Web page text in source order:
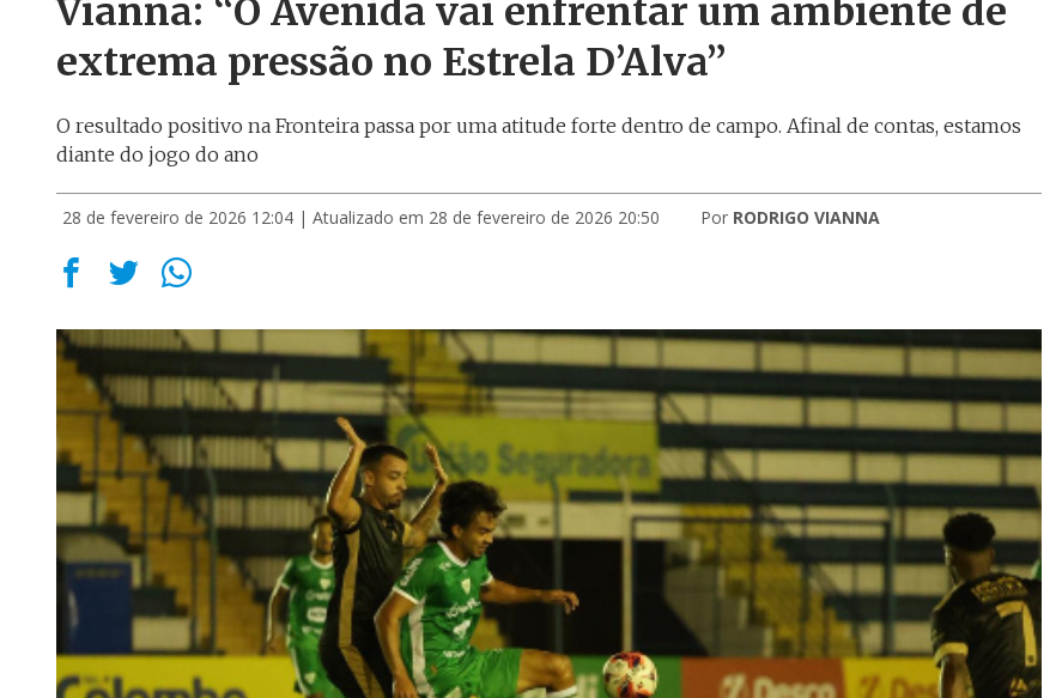
Vianna: “O Avenida vai enfrentar um ambiente de
extrema pressão no Estrela D’Alva”
O resultado positivo na Fronteira passa por uma atitude forte dentro de campo. Afinal de contas, estamos
diante do jogo do ano
28 de fevereiro de 2026 12:04 | Atualizado em 28 de fevereiro de 2026 20:50 Por RODRIGO VIANNA